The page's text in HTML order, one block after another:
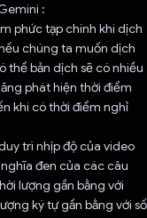
:
phức tạp chính khi dịch
chúng ta muốn dịch
thể bản dịch sẽ có nhiều
phát hiện thời điểm
khi có thời điểm nghỉ
trì nhịp độ của video
đen của các câu
lượng gần bằng với
ký tự gần bằng với số